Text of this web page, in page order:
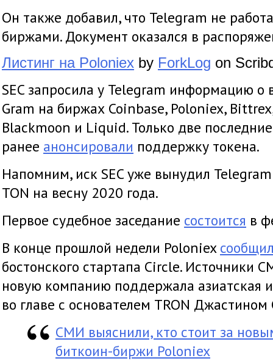
Он также добавил, что Telegram не
биржами. Документ оказался в
Листинг на Poloniex by ForkLog on
SEC запросила у Telegram информацию о
Gram на биржах Coinbase, Poloniex,
Blackmoon и Liquid. Только две
ранее анонсировали поддержку токена.
Напомним, иск SEC уже вынудил
TON на весну 2020 года.
Первое судебное заседание состоится в
В конце прошлой недели Poloniex
бостонского стартапа Circle. Источники
новую компанию поддержала азиатская
во главе с основателем TRON
СМИ выяснили, кто стоит за
биткоин-биржи Poloniex